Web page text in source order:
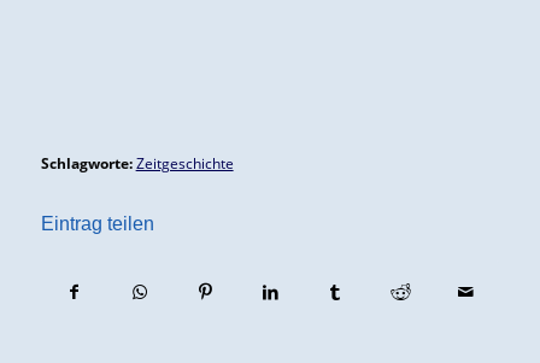
Schlagworte: Zeitgeschichte
Eintrag teilen